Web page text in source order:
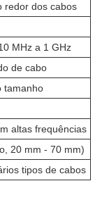
redor dos cabos
MHz a 1 GHz
de cabo
tamanho
altas frequências
20 mm - 70 mm)
tipos de cabos